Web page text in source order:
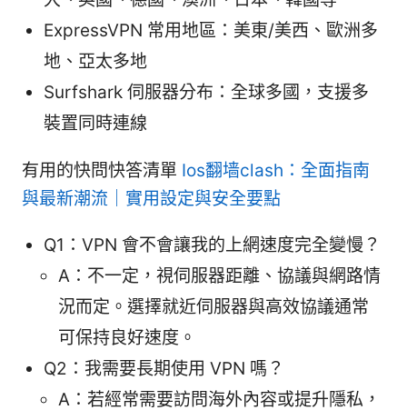
ExpressVPN 常用地區：美東/美西、歐洲多
地、亞太多地
Surfshark 伺服器分布：全球多國，支援多
裝置同時連線
有用的快問快答清單 Ios翻墙clash：全面指南
與最新潮流｜實用設定與安全要點
Q1：VPN 會不會讓我的上網速度完全變慢？
A：不一定，視伺服器距離、協議與網路情
況而定。選擇就近伺服器與高效協議通常
可保持良好速度。
Q2：我需要長期使用 VPN 嗎？
A：若經常需要訪問海外內容或提升隱私，